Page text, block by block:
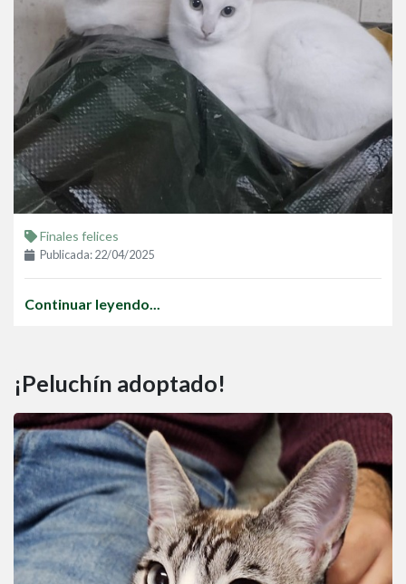
Finales felices
Publicada: 22/04/2025
Continuar leyendo...
¡Peluchín adoptado!